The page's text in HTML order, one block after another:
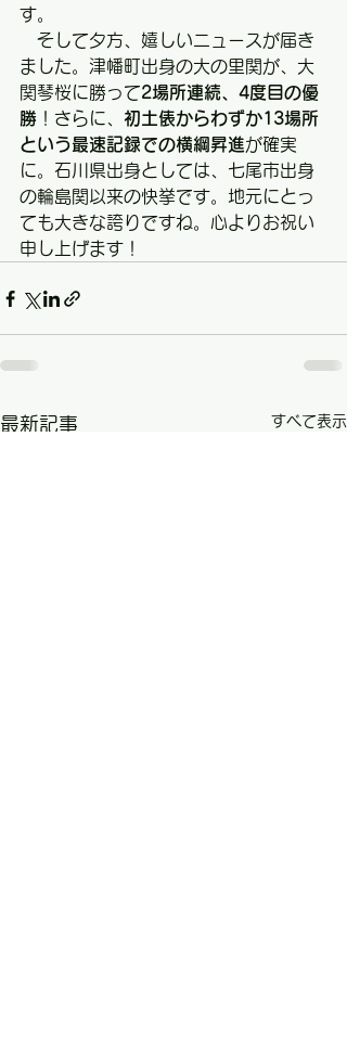
す。
そして夕方、嬉しいニュースが届き
ました。津幡町出身の大の里関が、大
関琴桜に勝って2場所連続、4度目の優
勝 ！さらに、 初土俵からわずか13場所
という最速記録での横綱昇進が確実
に。石川県出身としては、七尾市出身
の輪島関以来の快挙です。地元にとっ
ても大きな誇りですね。心よりお祝い
申し上げます！
最新記事 すべて表示